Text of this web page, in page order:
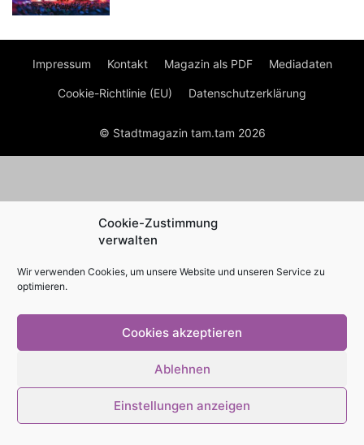
Cookie-Zustimmung
verwalten
Wir verwenden Cookies, um unsere Website und unseren Service zu
optimieren.
Cookies akzeptieren
Ablehnen
Einstellungen anzeigen
Impressum Kontakt Magazin als PDF Mediadaten
Cookie-Richtlinie (EU) Datenschutzerklärung
© Stadtmagazin tam.tam 2026